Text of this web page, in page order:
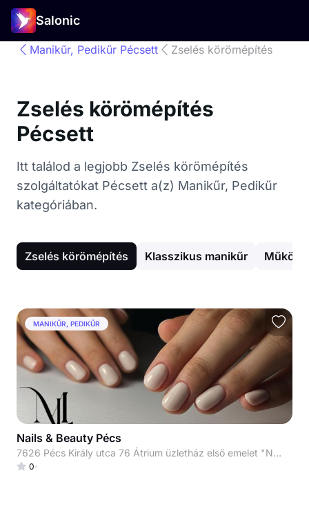
Salonic
Manikűr, Pedikűr Pécsett Zselés körömépítés
Zselés körömépítés
Pécsett
Itt találod a legjobb Zselés körömépítés
szolgáltatókat Pécsett a(z) Manikűr, Pedikűr
kategóriában.
Zselés körömépítés Klasszikus manikűr
MANIKŰR, PEDIKŰR
Nails & Beauty Pécs
7626 Pécs Király utca 76 Átrium üzletház első emelet "Nails & Beauty" az ajtóra írva
0